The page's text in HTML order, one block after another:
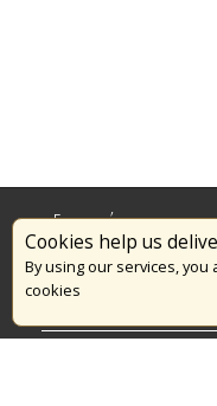
Cookies help us
By using our services,
cookies
Επικαιρότητα
Το Πυροσβεστικό Σώμα